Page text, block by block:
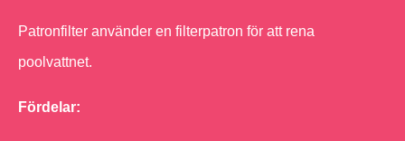
Patronfilter använder en filterpatron för att rena
poolvattnet.
Fördelar: